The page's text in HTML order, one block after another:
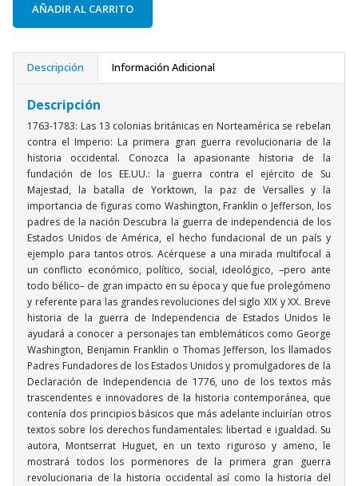
AÑADIR AL CARRITO
Descripción Información Adicional
Descripción
1763-1783: Las 13 colonias británicas en Norteamérica se rebelan
contra el Imperio: La primera gran guerra revolucionaria de la
historia occidental. Conozca la apasionante historia de la
fundación de los EE.UU.: la guerra contra el ejército de Su
Majestad, la batalla de Yorktown, la paz de Versalles y la
importancia de figuras como Washington, Franklin o Jefferson, los
padres de la nación Descubra la guerra de independencia de los
Estados Unidos de América, el hecho fundacional de un país y
ejemplo para tantos otros. Acérquese a una mirada multifocal a
un conflicto económico, político, social, ideológico, –pero ante
todo bélico– de gran impacto en su época y que fue prolegómeno
y referente para las grandes revoluciones del siglo XIX y XX. Breve
historia de la guerra de Independencia de Estados Unidos le
ayudará a conocer a personajes tan emblemáticos como George
Washington, Benjamin Franklin o Thomas Jefferson, los llamados
Padres Fundadores de los Estados Unidos y promulgadores de la
Declaración de Independencia de 1776, uno de los textos más
trascendentes e innovadores de la historia contemporánea, que
contenía dos principios básicos que más adelante incluirían otros
textos sobre los derechos fundamentales: libertad e igualdad. Su
autora, Montserrat Huguet, en un texto riguroso y ameno, le
mostrará todos los pormenores de la primera gran guerra
revolucionaria de la historia occidental así como la historia del